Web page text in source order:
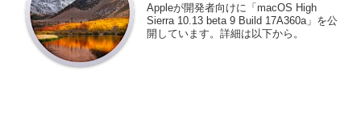
Appleが開発者向けに「macOS High
Sierra 10.13 beta 9 Build 17A360a」を公
開しています。詳細は以下から。